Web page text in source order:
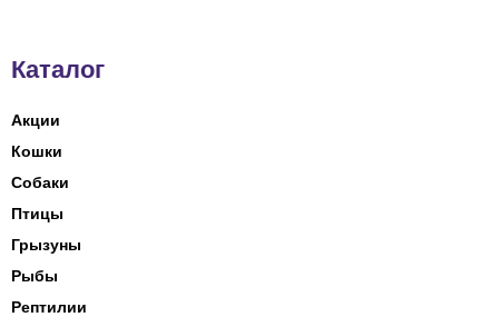
Каталог
Акции
Кошки
Собаки
Птицы
Грызуны
Рыбы
Рептилии